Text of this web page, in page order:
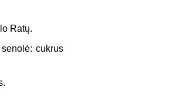
Ratų.
cukrus